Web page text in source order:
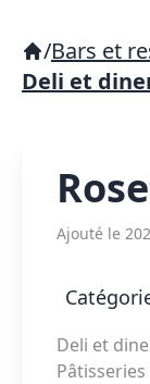
/Bars et
Deli et
Ajouté le
Deli et
Pâtisseries